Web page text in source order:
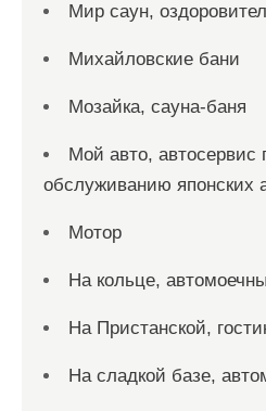
Мир саун,
Михайловские бани
Мозайка, сауна-баня
Мой авто, автосервис
обслуживанию японских
Мотор
На кольце,
На Пристанской,
На сладкой базе,